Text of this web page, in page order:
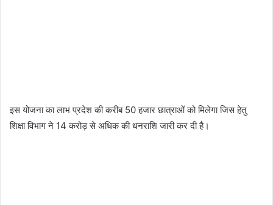
इस योजना का लाभ प्रदेश की करीब 50 हजार छात्राओं को मिलेगा जिस हेतु
शिक्षा विभाग ने 14 करोड़ से अधिक की धनराशि जारी कर दी है।